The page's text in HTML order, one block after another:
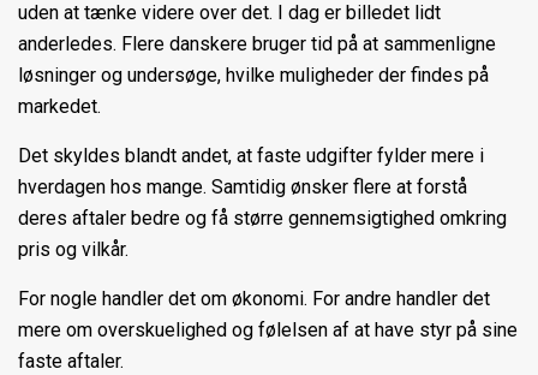
uden at tænke videre over det. I dag er billedet lidt
anderledes. Flere danskere bruger tid på at sammenligne
løsninger og undersøge, hvilke muligheder der findes på
markedet.
Det skyldes blandt andet, at faste udgifter fylder mere i
hverdagen hos mange. Samtidig ønsker flere at forstå
deres aftaler bedre og få større gennemsigtighed omkring
pris og vilkår.
For nogle handler det om økonomi. For andre handler det
mere om overskuelighed og følelsen af at have styr på sine
faste aftaler.